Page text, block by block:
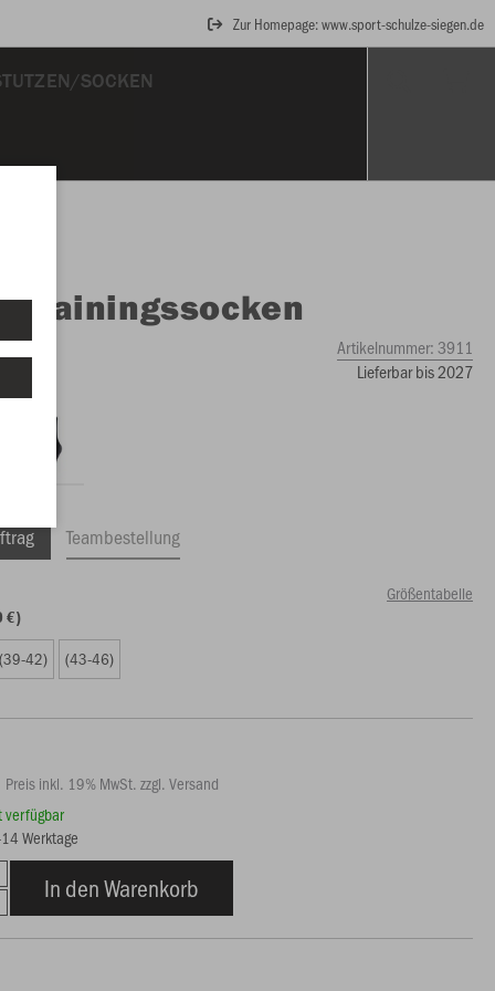
Zur Homepage: www.sport-schulze-siegen.de
SOCKEN
Trainingssocken
Artikelnummer:3911
Lieferbar bis 2027
Teambestellung
Größentabelle
€)
(39-42) (43-46)
Preis inkl. 19% MwSt. zzgl. Versand
verfügbar
Werktage
In den Warenkorb